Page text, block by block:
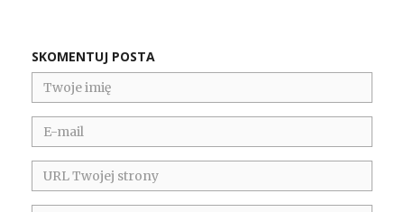
SKOMENTUJ POSTA